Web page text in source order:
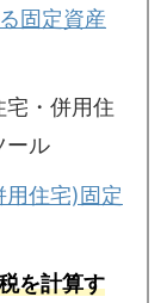
固定資産
宅・併用住
ール
住宅)固定
を計算す